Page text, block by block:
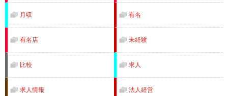
月収 有名
有名店 未経験
比較 求人
求人情報 法人経営